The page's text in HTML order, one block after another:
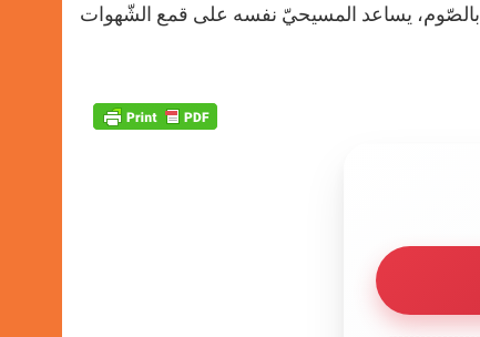
بالصّوم، يساعد المسيحيّ نفسه على قمع الشّهوات